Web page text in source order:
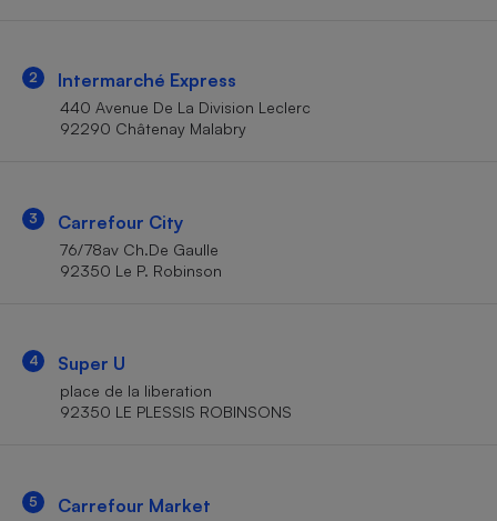
2 Intermarché Express
440 Avenue De La Division Leclerc
92290 Châtenay Malabry
3 Carrefour City
76/78av Ch.De Gaulle
92350 Le P. Robinson
4 Super U
place de la liberation
92350 LE PLESSIS ROBINSONS
5 Carrefour Market
Téléphone mobile -